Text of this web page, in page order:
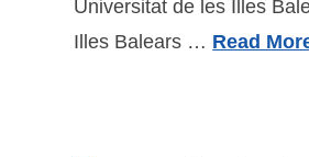
Universitat de les Illes
Illes Balears … Read